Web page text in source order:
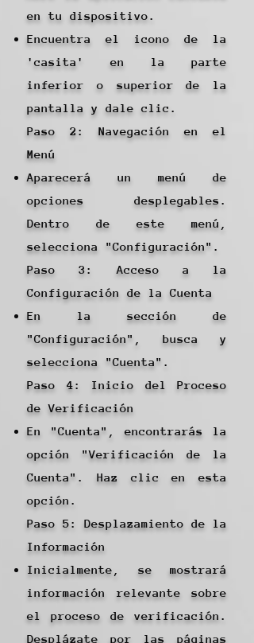
en tu dispositivo.
Encuentra el icono de la
'casita' en la parte
inferior o superior de la
pantalla y dale clic.
Paso 2: Navegación en el
Menú
Aparecerá un menú de
opciones desplegables.
Dentro de este menú,
selecciona "Configuración".
Paso 3: Acceso a la
Configuración de la Cuenta
En la sección de
"Configuración", busca y
selecciona "Cuenta".
Paso 4: Inicio del Proceso
de Verificación
En "Cuenta", encontrarás la
opción "Verificación de la
Cuenta". Haz clic en esta
opción.
Paso 5: Desplazamiento de la
Información
Inicialmente, se mostrará
información relevante sobre
el proceso de verificación.
Desplázate por las páginas